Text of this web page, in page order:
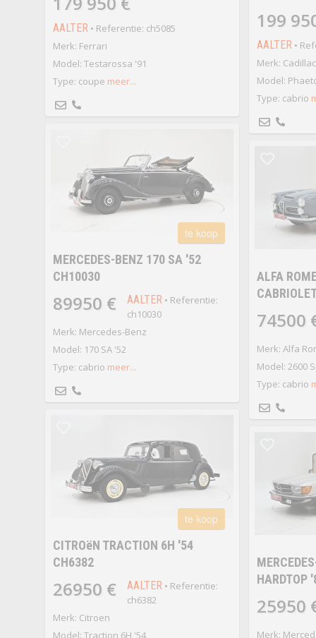
AALTER• Referentie: ch5085
Merk: Ferrari
Model: Testarossa '91
Type: coupe meer...
199
AALTER•
Merk: Cadillac
Model:
Type: cabrio
te koop
MERCEDES-BENZ 170 SA '52
CH10030
89950 € AALTER• Referentie:
ch10030
Merk: Mercedes-Benz
Model: 170 SA '52
Type: cabrio meer...
ALFA
74500
Merk: Alfa
Model: 2600
Type: cabrio
te koop
CITROëN TRACTION 6H '54
CH6382
26950 € AALTER• Referentie:
ch6382
Merk: Citroen
Model: Traction 6H '54
HARDTOP
25950
Merk: